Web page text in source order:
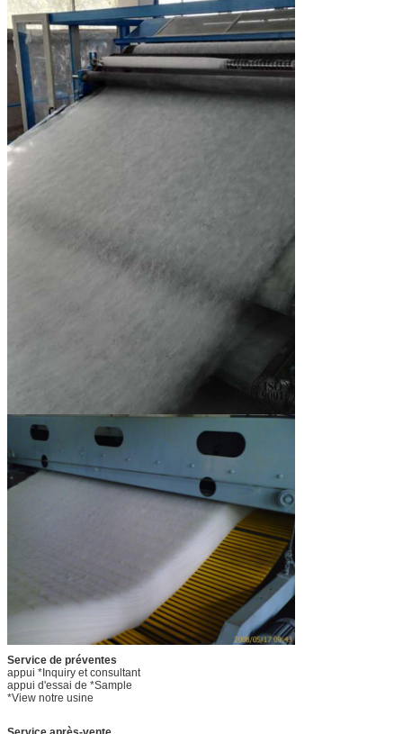
Service de préventes
appui *Inquiry et consultant
appui d'essai de *Sample
*View notre usine